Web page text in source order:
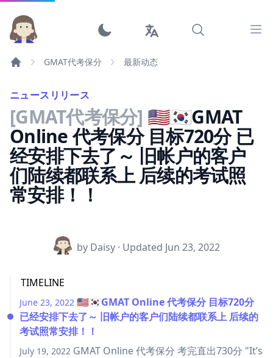
GMAT代考保分 最新动态
ニュースリリース
[GMAT代考保分] 🇺🇸🇰🇷GMAT
Online 代考保分 目标720分 已
经安排下去了～ 旧帐户的客户
们陆续都联系上 ​​​​​​​后续的考试照
常安排！！
by Daisy · Updated Jun 23, 2022
TIMELINE
June 23, 2022 🇺🇸🇰🇷GMAT Online 代考保分 目标720分
已经安排下去了～ 旧帐户的客户们陆续都联系上 ​​​​​​​后续的
考试照常安排！！
July 19, 2022 GMAT Online 代考保分 考完直出730分 "It’s